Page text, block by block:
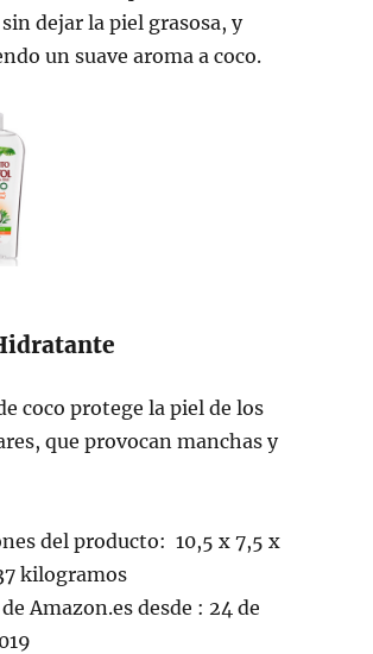
dejar la piel grasosa, y
un suave aroma a coco.
coco protege la piel de los
que provocan manchas y
del producto: ‎ 10,5 x 7,5 x
kilogramos
Amazon.es desde ‎: 24 de